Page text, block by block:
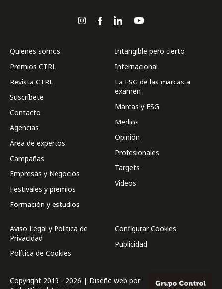
Quienes somos
Premios CTRL
Revista CTRL
Suscríbete
Contacto
Agencias
Área de expertos
Campañas
Empresas y Negocios
Festivales y premios
Formación y estudios
Intangible pero cierto
Internacional
La ESG de las marcas a
examen
Marcas y ESG
Medios
Opinión
Profesionales
Targets
Videos
Aviso Legal y Política de
Privacidad
Política de Cookies
Configurar Cookies
Publicidad
Copyright 2019 - 2026 | Diseño web por